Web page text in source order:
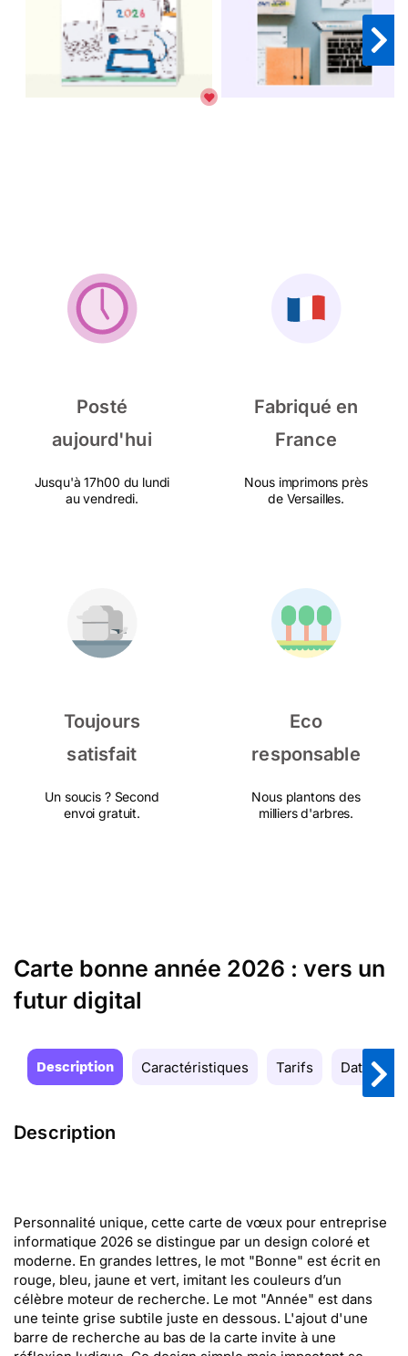
Posté
aujourd'hui
Jusqu'à 17h00 du lundi
au vendredi.
Fabriqué en
France
Nous imprimons près
de Versailles.
Toujours
satisfait
Un soucis ? Second
envoi gratuit.
Eco
responsable
Nous plantons des
milliers d'arbres.
Carte bonne année 2026 : vers un
futur digital
Description Caractéristiques Tarifs Date de
Description
Personnalité unique, cette carte de vœux pour entreprise
informatique 2026 se distingue par un design coloré et
moderne. En grandes lettres, le mot "Bonne" est écrit en
rouge, bleu, jaune et vert, imitant les couleurs d’un
célèbre moteur de recherche. Le mot "Année" est dans
une teinte grise subtile juste en dessous. L'ajout d'une
barre de recherche au bas de la carte invite à une